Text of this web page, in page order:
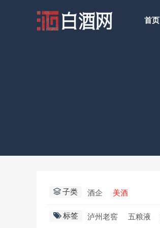
首页
子类 酒企 美酒
标签 泸州老窖 五粮液